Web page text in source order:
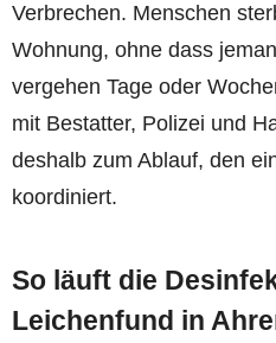
Verbrechen. Menschen
Wohnung, ohne dass
vergehen Tage oder
mit Bestatter, Polizei und
deshalb zum Ablauf, den
koordiniert.
So läuft die
Leichenfund in